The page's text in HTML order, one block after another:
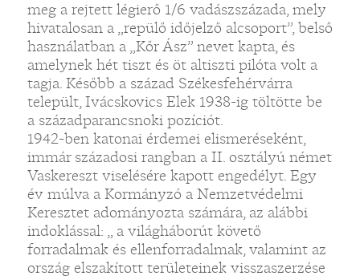
meg a rejtett légierő 1/6 vadászszázada, mely
hivatalosan a „repülő időjelző alcsoport”, belső
használatban a „Kőr Ász” nevet kapta, és
amelynek hét tiszt és öt altiszti pilóta volt a
tagja. Később a század Székesfehérvárra
települt, Ivácskovics Elek 1938-ig töltötte be
a századparancsnoki pozíciót.
1942-ben katonai érdemei elismeréseként,
immár századosi rangban a II. osztályú német
Vaskereszt viselésére kapott engedélyt. Egy
év múlva a Kormányzó a Nemzetvédelmi
Keresztet adományozta számára, az alábbi
indoklással: „ a világháborút követő
forradalmak és ellenforradalmak, valamint az
ország elszakított területeinek visszaszerzése